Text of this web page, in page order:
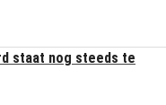
staat nog steeds te